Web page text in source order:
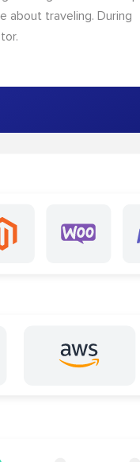
about traveling. During